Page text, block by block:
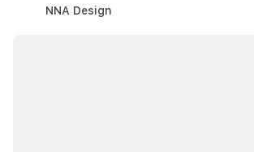
NNA Design